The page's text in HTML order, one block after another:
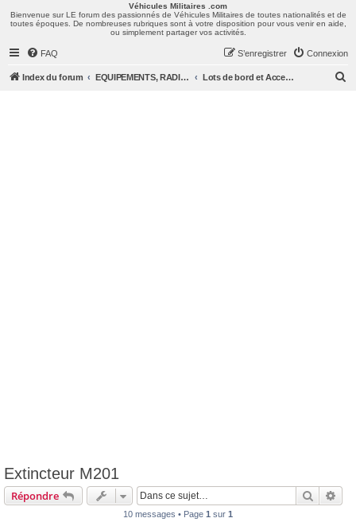
Véhicules Militaires .com
Bienvenue sur LE forum des passionnés de Véhicules Militaires de toutes nationalités et de
toutes époques. De nombreuses rubriques sont à votre disposition pour vous venir en aide,
ou simplement partager vos activités.
FAQ Connexion
S’enregistrer
Index du forum EQUIPEMENTS, RADIOS & UNIFORMES Lots de bord et Accessoires
Extincteur M201
Répondre
10 messages • Page 1 sur 1